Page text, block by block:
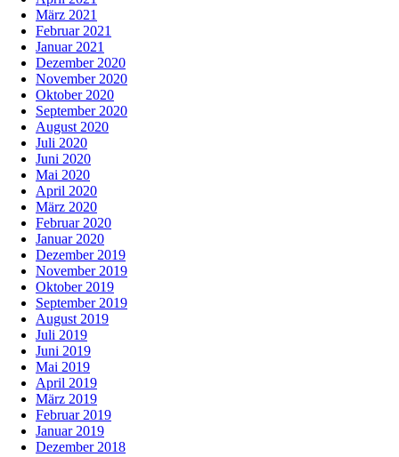
März 2021
Februar 2021
Januar 2021
Dezember 2020
November 2020
Oktober 2020
September 2020
August 2020
Juli 2020
Juni 2020
Mai 2020
April 2020
März 2020
Februar 2020
Januar 2020
Dezember 2019
November 2019
Oktober 2019
September 2019
August 2019
Juli 2019
Juni 2019
Mai 2019
April 2019
März 2019
Februar 2019
Januar 2019
Dezember 2018